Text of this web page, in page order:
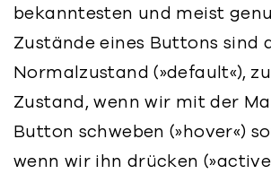
bekanntesten und meist
Zustände eines Buttons sind
Normalzustand (»default«),
Zustand, wenn wir mit der
Button schweben (»hover«)
wenn wir ihn drücken